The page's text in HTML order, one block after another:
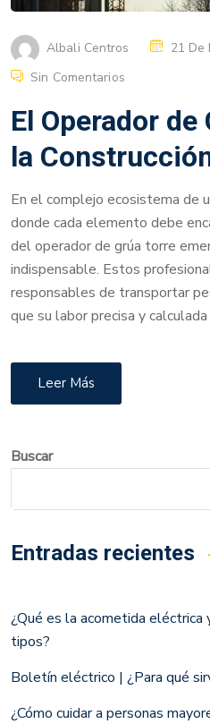
Albali Centros
21 De
Sin Comentarios
El Operador de
la
En el complejo ecosistema de
donde cada elemento debe
del operador de grúa torre
indispensable. Estos
responsables de transportar
que su labor precisa y
Leer Más
Buscar
Entradas recientes
¿Qué es la acometida
tipos?
Boletín eléctrico | ¿Para qué
¿Cómo cuidar a personas